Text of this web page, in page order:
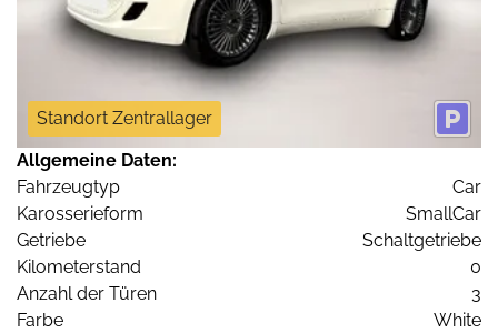
Standort Zentrallager
Allgemeine Daten:
Fahrzeugtyp
Car
Karosserieform
SmallCar
Getriebe
Schaltgetriebe
Kilometerstand
0
Anzahl der Türen
3
Farbe
White